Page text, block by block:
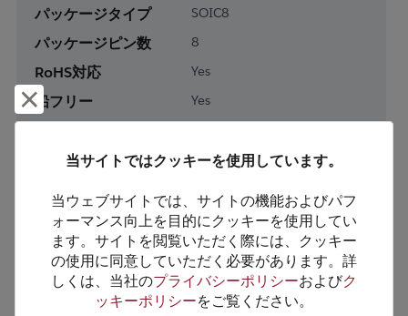
パッケージタイプ SOIC8
パッケージピン数 8
RoHS対応 Yes
鉛フリー Yes
梱包数 2500
製品カテゴリー Analog & Mixed Signal
製品サブカテゴリー Amplifiers
製品グループ Operational Amplifiers
HTSコード 8542.33.0001
却下して閉じる
当サイトではクッキーを使用しています。
当ウェブサイトでは、サイトの機能およびパフ
ォーマンス向上を目的にクッキーを使用してい
ます。サイトを閲覧いただく際には、クッキー
の使用に同意していただく必要があります。詳
しくは、当社のプライバシーポリシーおよびク
ッキーポリシーをご覧ください。